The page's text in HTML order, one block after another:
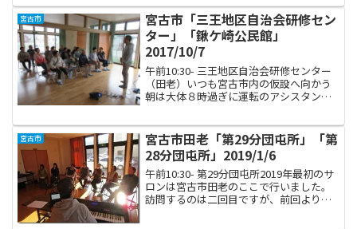
ん。暑いの寒いのは全く平気な私とは
日々クーラーの温度で...
宮古市
宮古市「三王地区自治会研修セン
ター」「鍬ケ崎公民館」
2017/10/7
午前10:30- 三王地区自治会研修センター
（田老）いつも宮古市内の仮設へ向かう
朝は大体８時過ぎに運転のアシスタント
りますが、田老地区は宮古市と言っても
中心部から車で３...
宮古市
宮古市田老「第29分団屯所」「第
28分団屯所」2019/1/6
午前10:30- 第29分団屯所2019年最初のサ
ロンは宮古市田老のここで行いました。
訪問するのは二回目ですが、前回より大